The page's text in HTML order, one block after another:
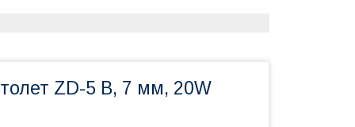
ZD-5 В, 7 мм, 20W